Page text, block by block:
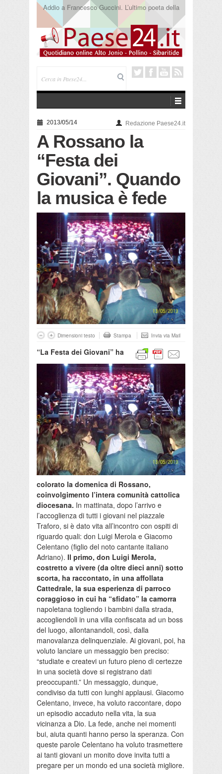
Saracena. Presentato “America”, il romanzo di Luigi
Pandolfi che racconta l’emigrazione
2013/05/14 Redazione Paese24.it
A Rossano la
“Festa dei
Giovani”. Quando
la musica è fede
Dimensioni testo Stampa Invia via Mail
“La Festa dei Giovani” ha
colorato la domenica di Rossano,
coinvolgimento l’intera comunità cattolica
diocesana. In mattinata, dopo l’arrivo e
l’accoglienza di tutti i giovani nel piazzale
Traforo, si è dato vita all’incontro con ospiti di
riguardo quali: don Luigi Merola e Giacomo
Celentano (figlio del noto cantante italiano
Adriano). Il primo, don Luigi Merola,
costretto a vivere (da oltre dieci anni) sotto
scorta, ha raccontato, in una affollata
Cattedrale, la sua esperienza di parroco
coraggioso in cui ha “sfidato” la camorra
napoletana togliendo i bambini dalla strada,
accogliendoli in una villa confiscata ad un boss
del luogo, allontanandoli, così, dalla
manovalanza delinquenziale. Ai giovani, poi, ha
voluto lanciare un messaggio ben preciso:
“studiate e createvi un futuro pieno di certezze
in una società dove si registrano dati
preoccupanti.” Un messaggio, dunque,
condiviso da tutti con lunghi applausi. Giacomo
Celentano, invece, ha voluto raccontare, dopo
un episodio accaduto nella vita, la sua
vicinanza a Dio. La fede, anche nei momenti
bui, aiuta quanti hanno perso la speranza. Con
queste parole Celentano ha voluto trasmettere
ai tanti giovani un monito dove invita tutti a
pregare per un mondo ed una società migliore.